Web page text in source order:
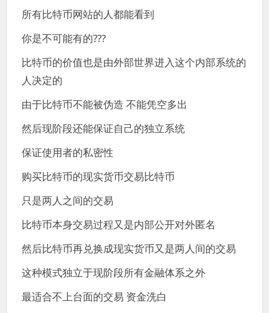
所有比特币网站的人都能看到
你是不可能有的???
比特币的价值也是由外部世界进入这个内部系统的
人决定的
由于比特币不能被伪造 不能凭空多出
然后现阶段还能保证自己的独立系统
保证使用者的私密性
购买比特币的现实货币交易比特币
只是两人之间的交易
比特币本身交易过程又是内部公开对外匿名
然后比特币再兑换成现实货币又是两人间的交易
这种模式独立于现阶段所有金融体系之外
最适合不上台面的交易 资金洗白